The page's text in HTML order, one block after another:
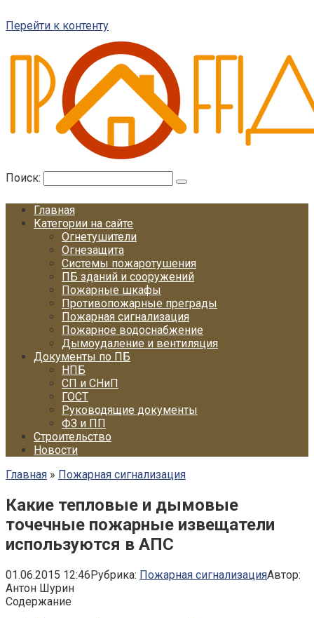
Перейти к контенту
Поиск:
Главная
Категории на сайте
Огнетушители
Огнезащита
Системы пожаротушения
ПБ зданий и сооружений
Пожарные шкафы
Противопожарные преграды
Пожарная сигнализация
Пожарное водоснабжение
Дымоудаление и вентиляция
Документы по ПБ
НПБ
СП и СНиП
ГОСТ
Руководящие документы
ФЗ и ПП
Строительство
Новости
Главная » Пожарная сигнализация
Какие тепловые и дымовые
точечные пожарные извещатели
используются в АПС
01.06.2015 12:46Рубрика: Пожарная сигнализацияАвтор:
Антон Шурин
Содержание